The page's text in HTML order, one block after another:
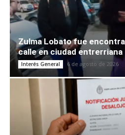
Zulma Lobato fue
calle en ciudad entrerriana
Interés General 6 de agosto de 2026